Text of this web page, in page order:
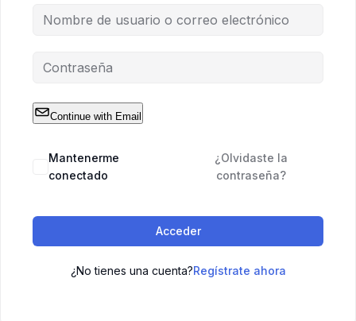
Continue with Email
Mantenerme
conectado
¿Olvidaste la
contraseña?
Acceder
¿No tienes una cuenta?Regístrate ahora